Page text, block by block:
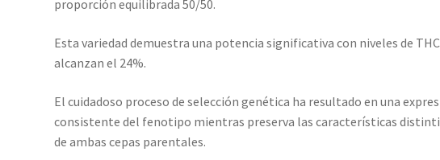
proporción equilibrada 50/50.
Esta variedad demuestra una potencia significativa con niveles de
alcanzan el 24%.
El cuidadoso proceso de selección genética ha resultado en una
consistente del fenotipo mientras preserva las características
de ambas cepas parentales.